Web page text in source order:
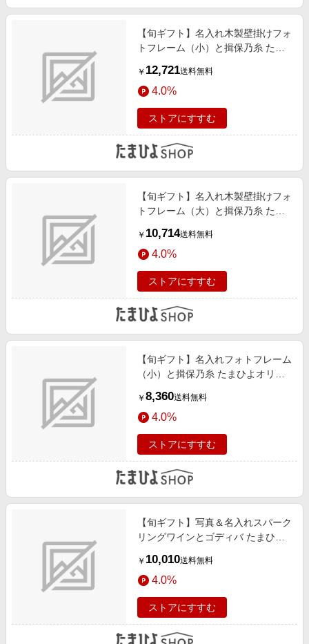
【旬ギフト】名入れ木製壁掛けフォ
トフレーム（小）と揖保乃糸 たま
￥ 12,721送料無料
4.0%
ストアにすすむ
【旬ギフト】名入れ木製壁掛けフォ
トフレーム（大）と揖保乃糸 たま
￥ 10,714送料無料
4.0%
ストアにすすむ
【旬ギフト】名入れフォトフレーム
（小）と揖保乃糸 たまひよオリジ
￥ 8,360送料無料
4.0%
ストアにすすむ
【旬ギフト】写真＆名入れスパーク
リングワインとゴディバ たまひよ
クッキー22個入
￥ 10,010送料無料
4.0%
ストアにすすむ